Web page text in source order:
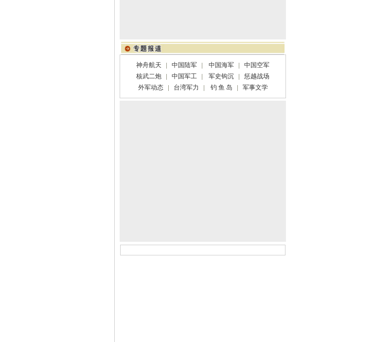
神舟航天 | 中国陆军 | 中国海军 | 中国空军
核武二炮 | 中国军工 | 军史钩沉 | 惩越战场
外军动态| 台湾军力 | 钓 鱼 岛 | 军事文学